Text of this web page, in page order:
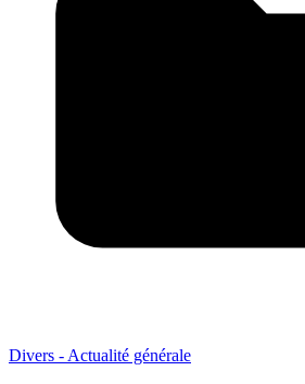
Divers - Actualité générale